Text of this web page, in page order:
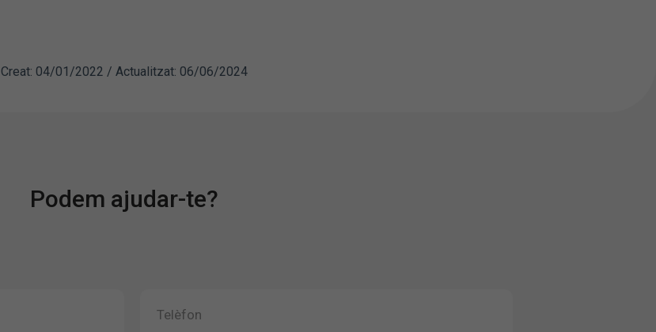
Creat: 04/01/2022 / Actualitzat: 06/06/2024
Podem ajudar-te?